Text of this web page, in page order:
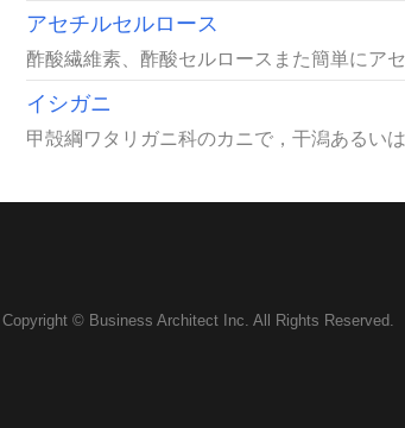
アセチルセルロース
酢酸繊維素、酢酸セルロースまた簡単にア
イシガニ
甲殻綱ワタリガニ科のカニで，干潟あるい
Copyright © Business Architect Inc. All Rights Reserved.